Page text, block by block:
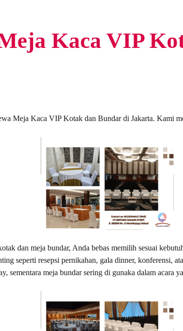
Kaca VIP
Meja Kaca VIP Kotak dan Bundar di Jakarta. Kami
dan meja bundar, Anda bebas memilih sesuai
seperti resepsi pernikahan, gala dinner, konferensi,
sementara meja bundar sering di gunaka dalam acara